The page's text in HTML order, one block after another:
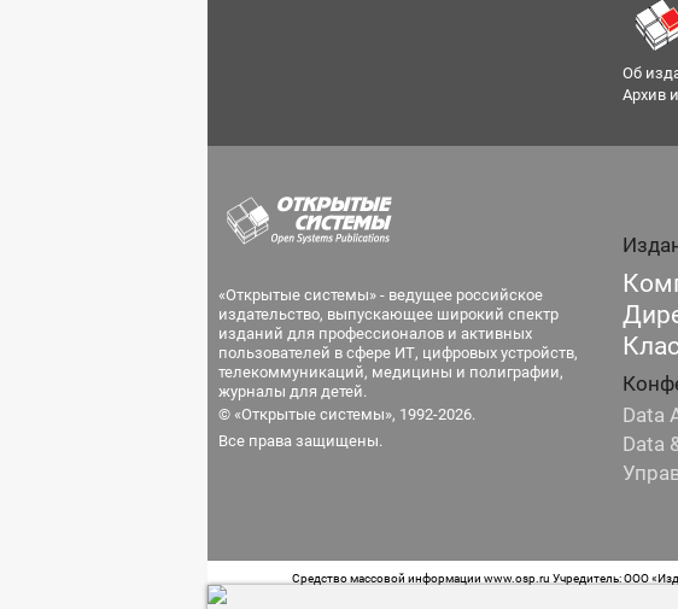
Об
Архив
«Открытые системы» - ведущее российское
издательство, выпускающее широкий спектр
изданий для профессионалов и активных
пользователей в сфере ИТ, цифровых устройств,
телекоммуникаций, медицины и полиграфии,
журналы для детей.
© «Открытые системы», 1992-2026.
Все права защищены.
Data
Data
Средство массовой информации www.osp.ru Учредитель: ООО